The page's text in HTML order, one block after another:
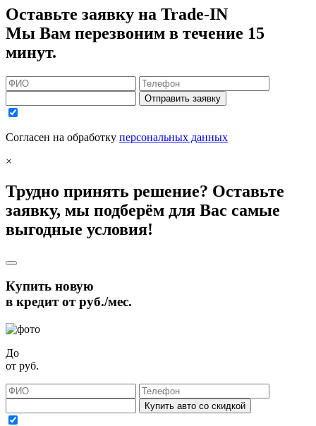
Оставьте заявку на Trade-IN
Мы Вам перезвоним в течение 15
минут.
Отправить заявку
Согласен на обработку персональных данных
×
Трудно принять решение? Оставьте
заявку, мы подберём для Вас самые
выгодные условия!
Купить новую
в кредит отруб./мес.
До
от руб.
Купить авто со скидкой